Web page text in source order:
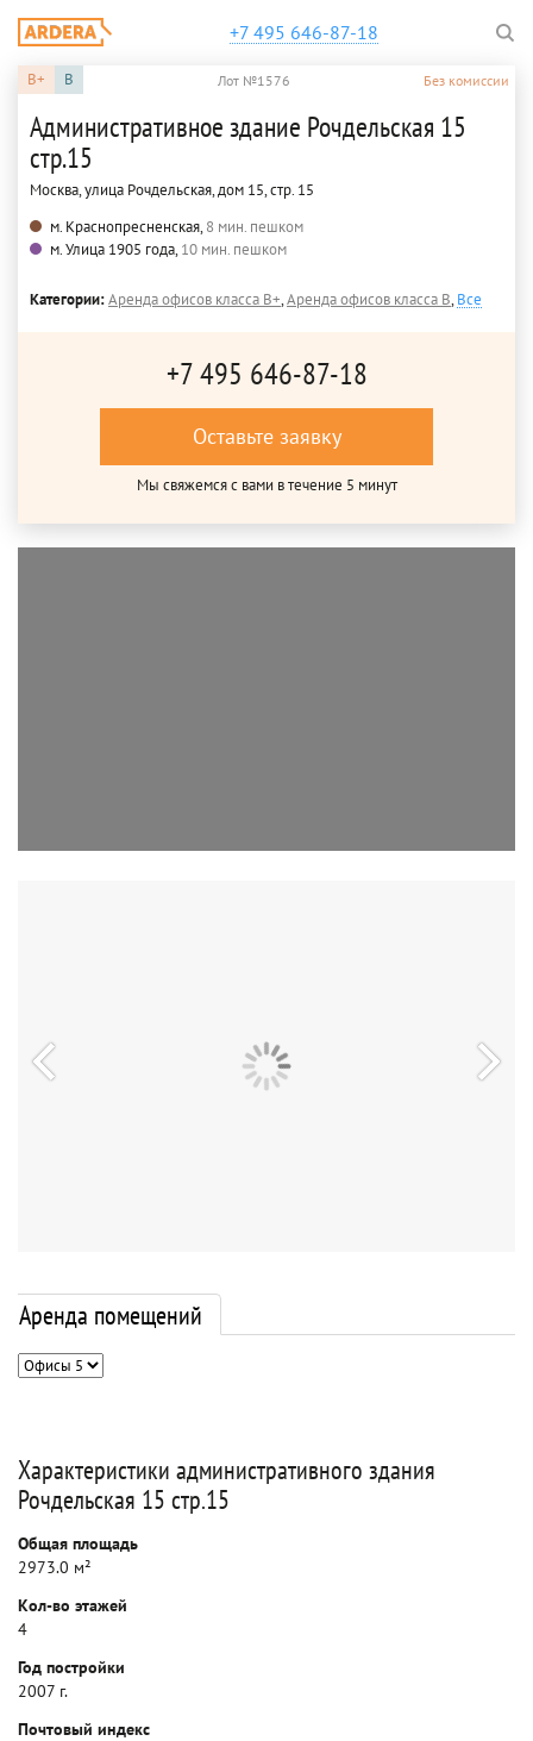
+7 495 646-87-18
B+ B Лот №1576 Без комиссии
Административное здание Рочдельская 15
стр.15
Москва, улица Рочдельская, дом 15, стр. 15
м. Краснопресненская,8 мин. пешком
м. Улица 1905 года,10 мин. пешком
Категории:Аренда офисов класса B+,Аренда офисов класса B,Все
+7 495 646-87-18
Оставьте заявку
Мы свяжемся с вами в течение 5 минут
Аренда помещений
Характеристики административного здания
Рочдельская 15 стр.15
Общая площадь
2973.0 м²
Кол-во этажей
4
Год постройки
2007 г.
Почтовый индекс